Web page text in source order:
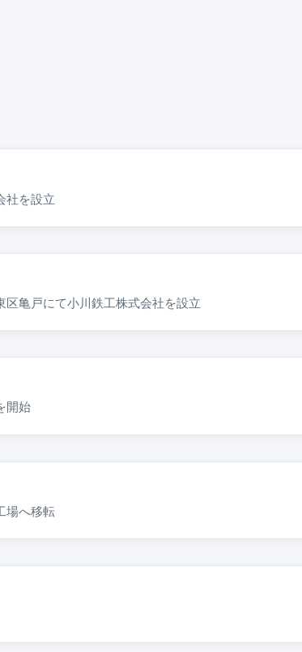
社を設立
亀戸にて小川鉄工株式会社を設立
開始
場へ移転